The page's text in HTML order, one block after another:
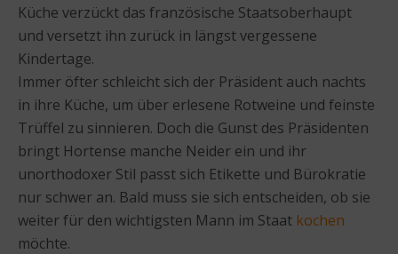
Küche verzückt das französische Staatsoberhaupt
und versetzt ihn zurück in längst vergessene
Kindertage.
Immer öfter schleicht sich der Präsident auch nachts
in ihre Küche, um über erlesene Rotweine und feinste
Trüffel zu sinnieren. Doch die Gunst des Präsidenten
bringt Hortense manche Neider ein und ihr
unorthodoxer Stil passt sich Etikette und Bürokratie
nur schwer an. Bald muss sie sich entscheiden, ob sie
weiter für den wichtigsten Mann im Staat kochen
möchte.